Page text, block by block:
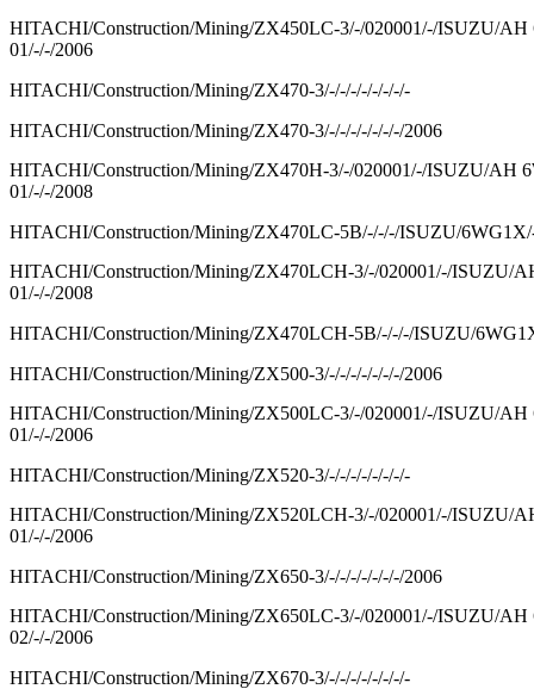
HITACHI/Construction/Mining/ZX450LC-3/-/020001/-/ISUZU/
01/-/-/2006
HITACHI/Construction/Mining/ZX470-3/-/-/-/-/-/-/-/-
HITACHI/Construction/Mining/ZX470-3/-/-/-/-/-/-/-/2006
HITACHI/Construction/Mining/ZX470H-3/-/020001/-/ISUZU/AH
01/-/-/2008
HITACHI/Construction/Mining/ZX470LC-5B/-/-/-/ISUZU/
HITACHI/Construction/Mining/ZX470LCH-3/-/020001/-/ISUZU/
01/-/-/2008
HITACHI/Construction/Mining/ZX470LCH-5B/-/-/-/ISUZU/
HITACHI/Construction/Mining/ZX500-3/-/-/-/-/-/-/-/2006
HITACHI/Construction/Mining/ZX500LC-3/-/020001/-/ISUZU/
01/-/-/2006
HITACHI/Construction/Mining/ZX520-3/-/-/-/-/-/-/-/-
HITACHI/Construction/Mining/ZX520LCH-3/-/020001/-/ISUZU/
01/-/-/2006
HITACHI/Construction/Mining/ZX650-3/-/-/-/-/-/-/-/2006
HITACHI/Construction/Mining/ZX650LC-3/-/020001/-/ISUZU/
02/-/-/2006
HITACHI/Construction/Mining/ZX670-3/-/-/-/-/-/-/-/-